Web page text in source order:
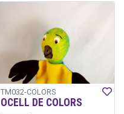
TM032-COLORS
OCELL DE COLORS